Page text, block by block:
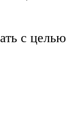
с целью